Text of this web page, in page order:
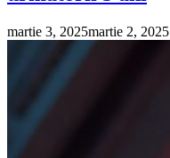
martie 3, 2025martie 2, 2025